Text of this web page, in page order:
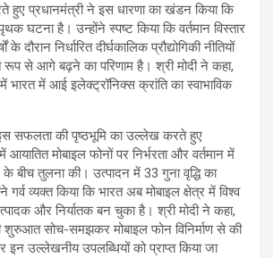
हुए प्रधानमंत्री ने इस धारणा का खंडन किया कि
घटना है। उन्होंने स्पष्ट किया कि वर्तमान विस्तार
दौरान निर्धारित दीर्घकालिक प्रौद्योगिकी नीतियों
से आगे बढ़ने का परिणाम है। श्री मोदी ने कहा,
में आई इलेक्ट्रॉनिक्स क्रांति का स्वाभाविक
इस सफलता की पृष्ठभूमि का उल्लेख करते हुए
मोबाइल फोनों पर निर्भरता और वर्तमान में
बीच तुलना की। उत्पादन में 33 गुना वृद्धि का
व्यक्त किया कि भारत अब मोबाइल क्षेत्र में विश्व
और निर्यातक बन चुका है। श्री मोदी ने कहा,
शुरुआत सोच-समझकर मोबाइल फोन विनिर्माण से की
उल्लेखनीय उपलब्धियों को प्राप्त किया जा